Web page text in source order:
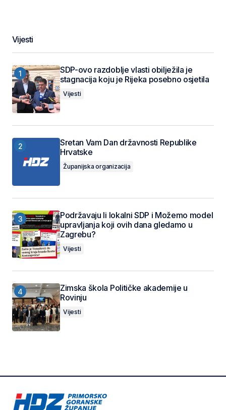
Vijesti
SDP-ovo razdoblje vlasti obilježila je
stagnacija koju je Rijeka posebno osjetila
Vijesti
Sretan Vam Dan državnosti Republike
Hrvatske
Županijska organizacija
Podržavaju li lokalni SDP i Možemo model
upravljanja koji ovih dana gledamo u
Zagrebu?
Vijesti
Zimska škola Političke akademije u
Rovinju
Vijesti